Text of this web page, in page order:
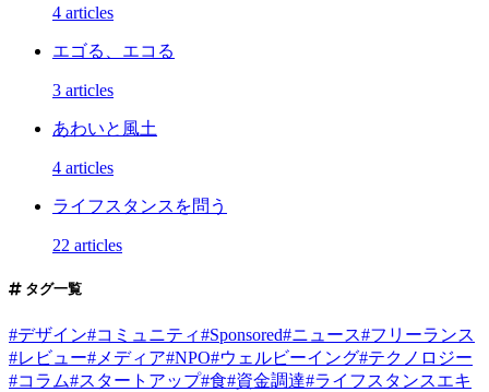
4 articles
エゴる、エコる
3 articles
あわいと風土
4 articles
ライフスタンスを問う
22 articles
タグ一覧
#デザイン#コミュニティ#Sponsored#ニュース#フリーランス
#レビュー# メディア#NPO#ウェルビーイング#テクノロジー
#コラム#スタートアップ#食#資金調達#ライフスタンスエキ